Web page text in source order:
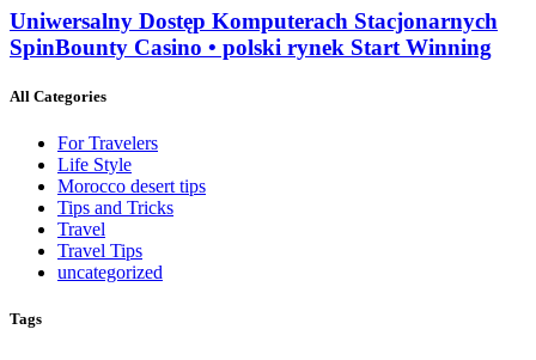
Uniwersalny Dostęp Komputerach Stacjonarnych
SpinBounty Casino • polski rynek Start Winning
All Categories
For Travelers
Life Style
Morocco desert tips
Tips and Tricks
Travel
Travel Tips
uncategorized
Tags